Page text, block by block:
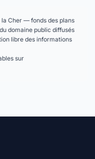
Cher — fonds des plans
domaine public diffusés
libre des informations
sur